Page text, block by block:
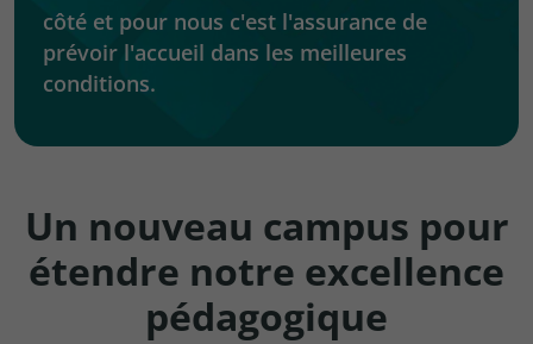
côté et pour nous c'est l'assurance de
prévoir l'accueil dans les meilleures
conditions.
Un nouveau campus pour
étendre notre excellence
pédagogique